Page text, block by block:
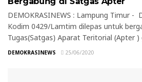
DEMOKRASINEWS : Lampung Timur -
Kodim 0429/Lamtim dilepas untuk
Tugas(Satgas) Aparat Teritorial (Apter
DEMOKRASINEWS 25/06/2020